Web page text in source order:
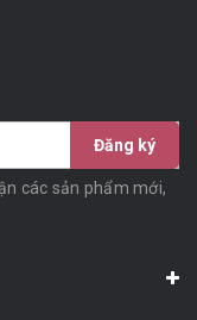
Đăng ký
các sản phẩm mới,